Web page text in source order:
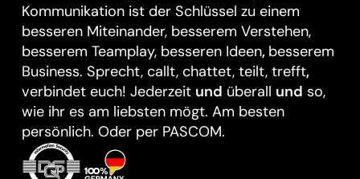
Kommunikation ist der Schlüssel zu einem
besseren Miteinander, besserem Verstehen,
besserem Teamplay, besseren Ideen, besserem
Business. Sprecht, callt, chattet, teilt, trefft,
verbindet euch! Jederzeit und überall und so,
wie ihr es am liebsten mögt. Am besten
persönlich. Oder per PASCOM.